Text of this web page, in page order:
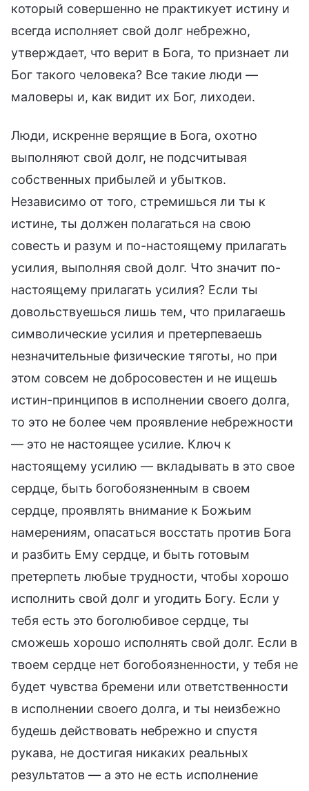
который совершенно не практикует истину и
всегда исполняет свой долг небрежно,
утверждает, что верит в Бога, то признает ли
Бог такого человека? Все такие люди —
маловеры и, как видит их Бог, лиходеи.
Люди, искренне верящие в Бога, охотно
выполняют свой долг, не подсчитывая
собственных прибылей и убытков.
Независимо от того, стремишься ли ты к
истине, ты должен полагаться на свою
совесть и разум и по-настоящему прилагать
усилия, выполняя свой долг. Что значит по-
настоящему прилагать усилия? Если ты
довольствуешься лишь тем, что прилагаешь
символические усилия и претерпеваешь
незначительные физические тяготы, но при
этом совсем не добросовестен и не ищешь
истин-принципов в исполнении своего долга,
то это не более чем проявление небрежности
— это не настоящее усилие. Ключ к
настоящему усилию — вкладывать в это свое
сердце, быть богобоязненным в своем
сердце, проявлять внимание к Божьим
намерениям, опасаться восстать против Бога
и разбить Ему сердце, и быть готовым
претерпеть любые трудности, чтобы хорошо
исполнить свой долг и угодить Богу. Если у
тебя есть это боголюбивое сердце, ты
сможешь хорошо исполнять свой долг. Если в
твоем сердце нет богобоязненности, у тебя не
будет чувства бремени или ответственности
в исполнении своего долга, и ты неизбежно
будешь действовать небрежно и спустя
рукава, не достигая никаких реальных
результатов — а это не есть исполнение